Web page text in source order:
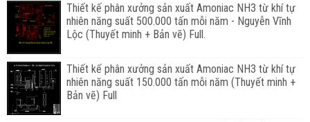
Thiết kế phân xưởng sản xuất Amoniac NH3 từ khí tự
nhiên năng suất 500.000 tấn mỗi năm - Nguyễn Vĩnh
Lộc (Thuyết minh + Bản vẽ) Full.
Thiết kế phân xưởng sản xuất Amoniac NH3 từ khí tự
nhiên năng suất 150.000 tấn mỗi năm (Thuyết minh +
Bản vẽ) Full